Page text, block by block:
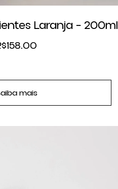
Laranja – 200ml
158.00
mais